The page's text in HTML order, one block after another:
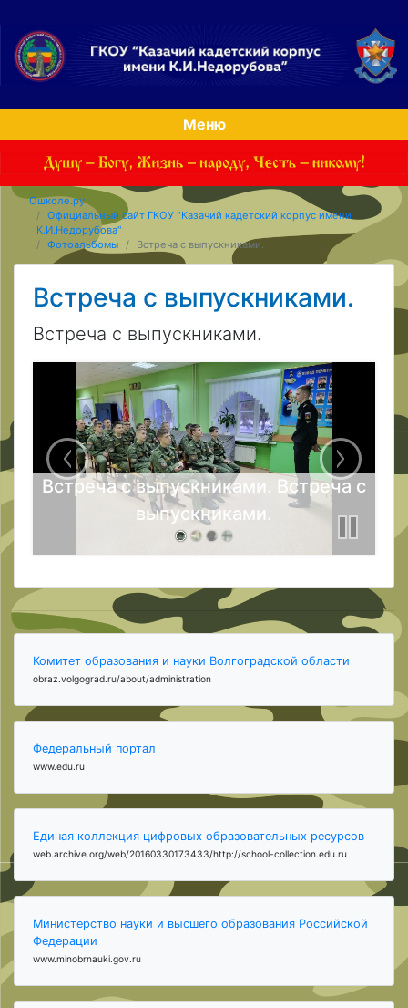
Меню
Ошколе.ру
Официальный сайт ГКОУ "Казачий кадетский корпус имени
К.И.Недорубова"
Фотоальбомы
Встреча с выпускниками.
Встреча с выпускниками.
Встреча с выпускниками.
Встреча с выпускниками. Встреча с
выпускниками.
Комитет образования и науки Волгоградской области
obraz.volgograd.ru/about/administration
Федеральный портал
www.edu.ru
Единая коллекция цифровых образовательных ресурсов
web.archive.org/web/20160330173433/http://school-collection.edu.ru
Министерство науки и высшего образования Российской
Федерации
www.minobrnauki.gov.ru